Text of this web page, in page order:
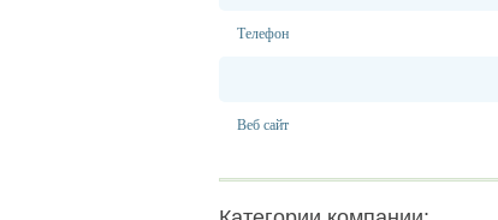
Телефон
Веб сайт